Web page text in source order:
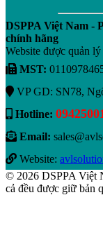
DSPPA Việt Nam -
chính hãng
Website được quản
MST:
VP GD: SN78,
Hotline:
Email:
Website:
© 2026 DSPPA Việt
cả đều được giữ bản